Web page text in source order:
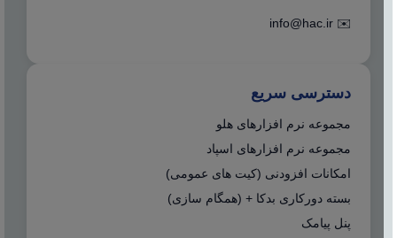
✉️
info@hac.ir
دسترسی سریع
مجموعه نرم افزارهای هلو
مجموعه نرم افزارهای اسپاد
امکانات افزودنی (کیت های عمومی)
بسته دورکاری بدکا + (همگام سازی)
پنل پیامک